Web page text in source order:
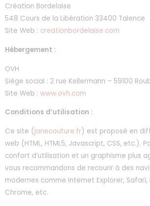
Création Bordelaise
548 Cours de la Libération 33400 Talence
Site Web : creationbordelaise.com
Hébergement :
OVH
Siège social : 2 rue Kellermann – 59100
Site Web : www.ovh.com
Conditions d’utilisation :
Ce site (janecouture.fr) est proposé en
web (HTML, HTML5, Javascript, CSS, etc.).
confort d’utilisation et un graphisme plus
vous recommandons de recourir à des
modernes comme Internet Explorer, Safari,
Chrome, etc.